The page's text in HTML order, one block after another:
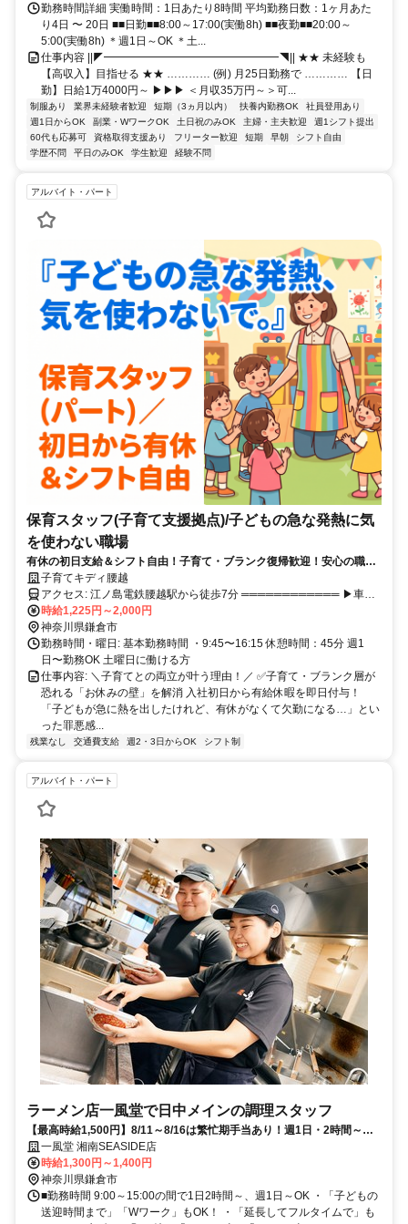
勤務時間詳細 実働時間：1日あたり8時間 平均勤務日数：1ヶ月あた
り4日 〜 20日 ■■日勤■■8:00～17:00(実働8h) ■■夜勤■■20:00～
5:00(実働8h) ＊週1日～OK ＊土...
仕事内容 ||◤━━━━━━━━━━━━━━━━◥|| ★★ 未経験も
【高収入】目指せる ★★ ………… (例) 月25日勤務で ………… 【日
勤】日給1万4000円～ ▶▶▶ ＜月収35万円～＞可...
制服あり 業界未経験者歓迎 短期（3ヵ月以内） 扶養内勤務OK
社員登用あり
週1日からOK
副業・WワークOK 土日祝のみOK 主婦・主夫歓迎
週1シフト提出
60代も応募可
資格取得支援あり フリーター歓迎 短期 早朝
シフト自由
学歴不問
平日のみOK 学生歓迎 経験不問
アルバイト・パート
保育スタッフ(子育て支援拠点)/子どもの急な発熱に気
を使わない職場
有休の初日支給＆シフト自由！子育て・ブランク復帰歓迎！安心の職場
です◎
子育てキディ腰越
アクセス: 江ノ島電鉄腰越駅から徒歩7分 ════════════ ▶車・
バイク通勤OK（無料駐車場あり） ※ガソリン代支給（距離40キロで
最大2万円） ▶交通費実費支給（上限20,000円／月）
時給1,225円～2,000円
神奈川県鎌倉市
勤務時間・曜日: 基本勤務時間 ・9:45〜16:15 休憩時間：45分 週1
日〜勤務OK 土曜日に働ける方
仕事内容: ＼子育てとの両立が叶う理由！／ ✅子育て・ブランク層が
恐れる「お休みの壁」を解消 入社初日から有給休暇を即日付与！
「子どもが急に熱を出したけれど、有休がなくて欠勤になる…」とい
った罪悪感...
残業なし 交通費支給 週2・3日からOK シフト制
アルバイト・パート
ラーメン店一風堂で日中メインの調理スタッフ
【最高時給1,500円】8/11～8/16は繁忙期手当あり！週1日・2時間～／
家庭優先でシフト調整◎
一風堂 湘南SEASIDE店
時給1,300円～1,400円
神奈川県鎌倉市
■勤務時間 9:00～15:00の間で1日2時間～、週1日～OK ・「子どもの
送迎時間まで」「Wワーク」もOK！ ・「延長してフルタイムで」も